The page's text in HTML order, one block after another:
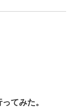
てみた。